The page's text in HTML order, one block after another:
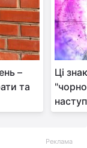
–
та
Ці
Реклама